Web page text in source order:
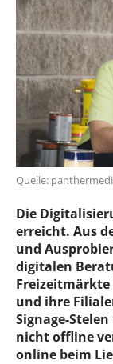
Quelle:
Die
erreicht. Aus
und
digitalen
und ihre
Signage-
nicht offline
online beim